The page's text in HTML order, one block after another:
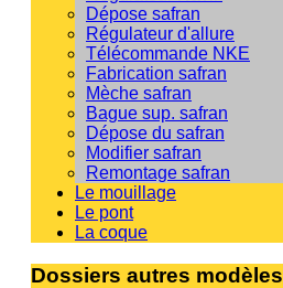
Dépose safran
Régulateur d'allure
Télécommande NKE
Fabrication safran
Mèche safran
Bague sup. safran
Dépose du safran
Modifier safran
Remontage safran
Le mouillage
Le pont
La coque
Dossiers autres modèles